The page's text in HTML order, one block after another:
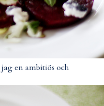
en ambitiös och